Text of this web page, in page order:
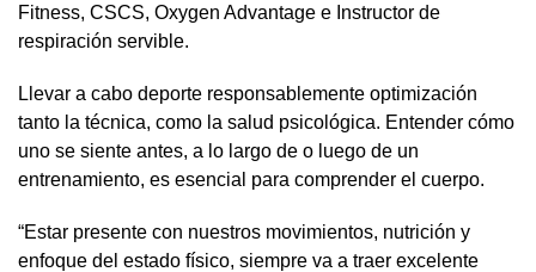
Fitness, CSCS, Oxygen Advantage e Instructor de
respiración servible.
Llevar a cabo deporte responsablemente optimización
tanto la técnica, como la salud psicológica. Entender cómo
uno se siente antes, a lo largo de o luego de un
entrenamiento, es esencial para comprender el cuerpo.
“Estar presente con nuestros movimientos, nutrición y
enfoque del estado físico, siempre va a traer excelente